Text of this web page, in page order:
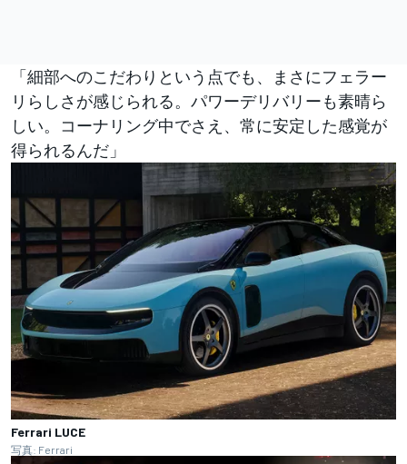
「細部へのこだわりという点でも、まさにフェラー
リらしさが感じられる。パワーデリバリーも素晴ら
しい。コーナリング中でさえ、常に安定した感覚が
得られるんだ」
Ferrari LUCE
写真: Ferrari